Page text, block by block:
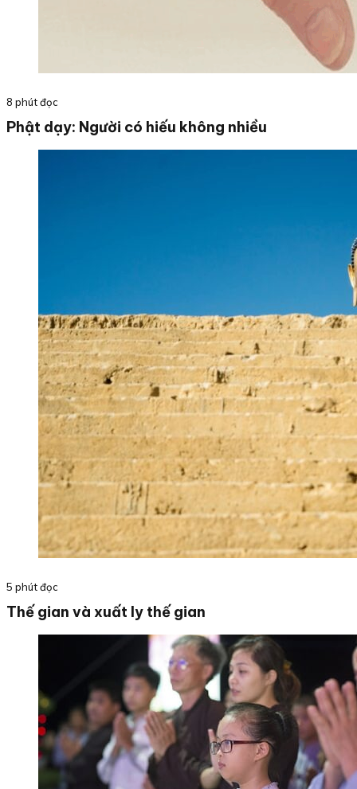
8 phút đọc
Phật dạy: Người có hiếu không nhiều
5 phút đọc
Thế gian và xuất ly thế gian